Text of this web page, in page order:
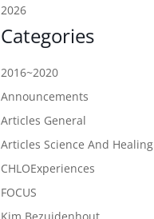
2026
Categories
2016~2020
Announcements
Articles General
Articles Science And Healing
CHLOExperiences
FOCUS